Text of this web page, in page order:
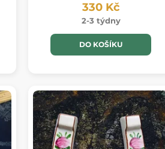
330 Kč
2-3 týdny
DO KOŠÍKU